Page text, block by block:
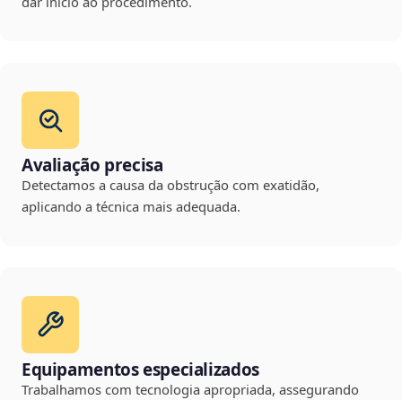
Avaliação precisa
Detectamos a causa da obstrução com exatidão,
aplicando a técnica mais adequada.
Equipamentos especializados
Trabalhamos com tecnologia apropriada, assegurando